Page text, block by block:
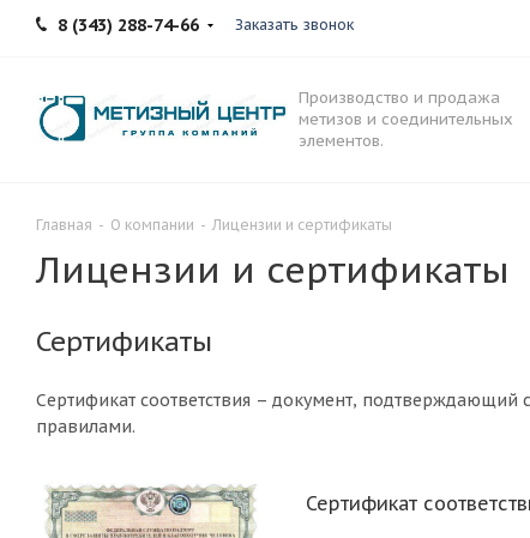
8 (343) 288-74-66 Заказать звонок
Производство и продажа
метизов и соединительных
элементов.
Главная - О компании - Лицензии и сертификаты
Лицензии и сертификаты
Сертификаты
Сертификат соответствия – документ, подтверждающий
правилами.
Сертификат